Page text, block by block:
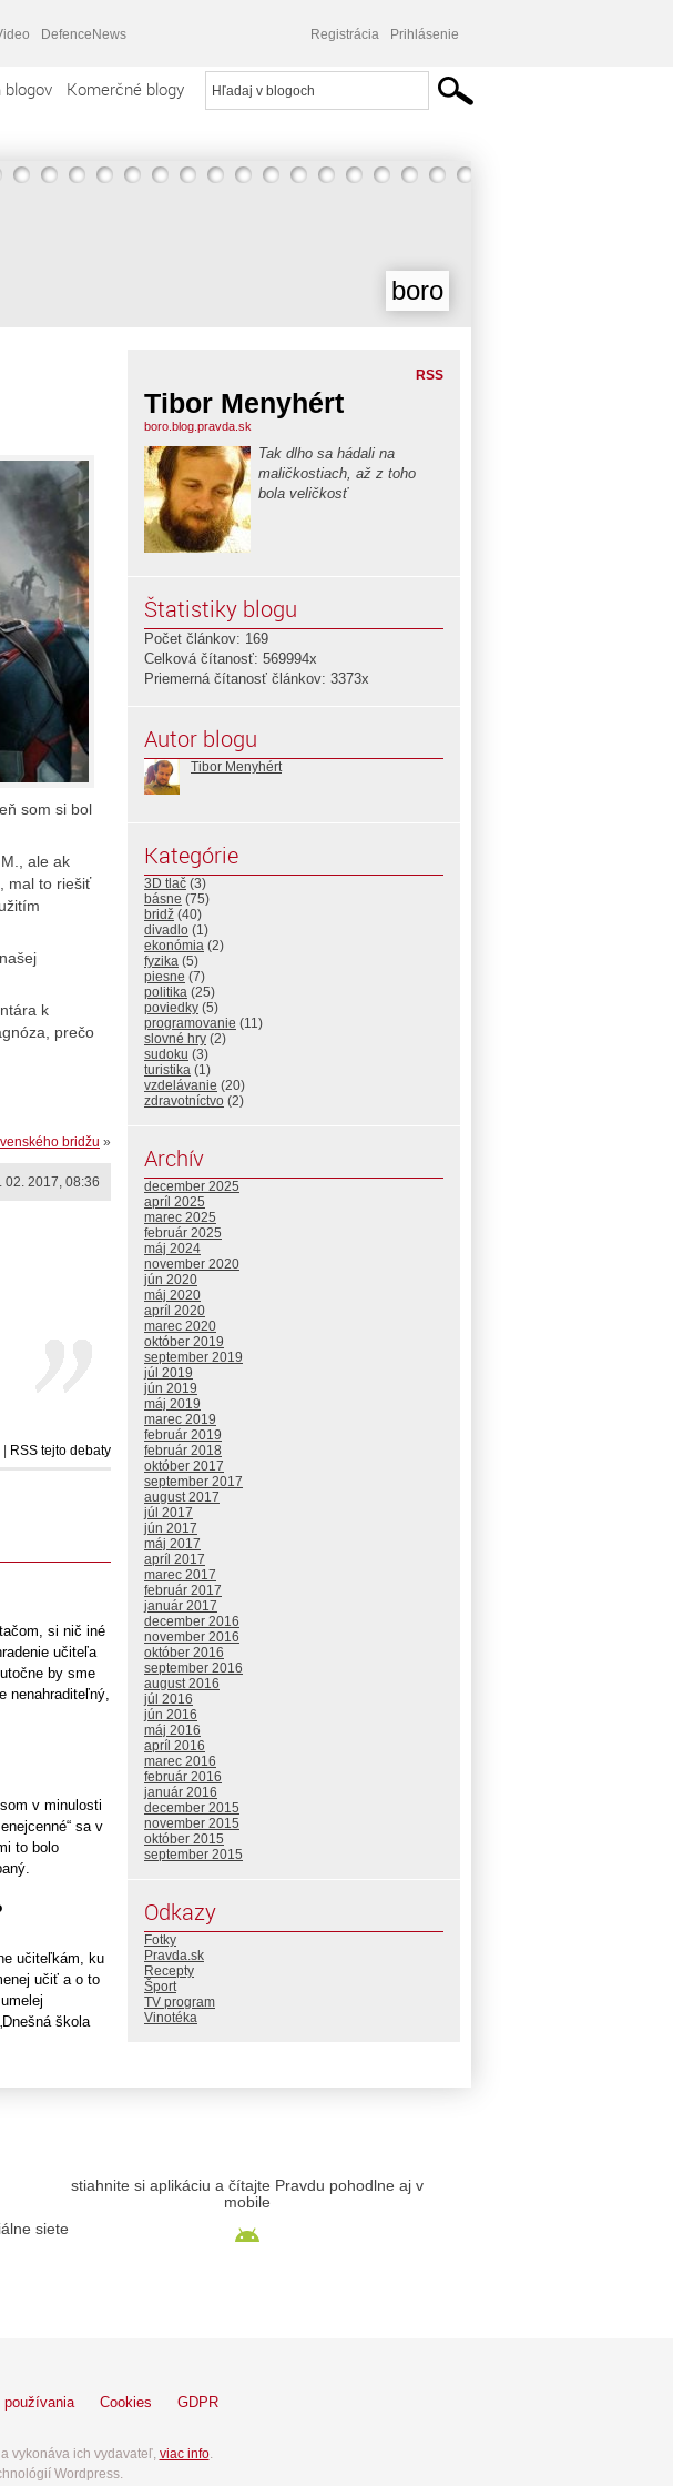
DefenceNews Registrácia Prihlásenie
blogov Komerčné blogy
boro
som si bol
ale ak
mal to riešiť
k
prečo
bridžu »
02. 2017, 08:36
RSS tejto debaty
si nič iné
učiteľa
by sme
nenahraditeľný,
v minulosti
sa v
to bolo
učiteľkám, ku
učiť a o to
škola
RSS
Tibor Menyhért
boro.blog.pravda.sk
Tak dlho sa hádali na
maličkostiach, až z toho
bola veličkosť
Štatistiky blogu
Počet článkov: 169
Celková čítanosť: 569994x
Priemerná čítanosť článkov: 3373x
Autor blogu
Tibor Menyhért
Kategórie
3D tlač (3)
básne (75)
bridž (40)
divadlo (1)
ekonómia (2)
fyzika (5)
piesne (7)
politika (25)
poviedky (5)
programovanie (11)
slovné hry (2)
sudoku (3)
turistika (1)
vzdelávanie (20)
zdravotníctvo (2)
Archív
december 2025
apríl 2025
marec 2025
február 2025
máj 2024
november 2020
jún 2020
máj 2020
apríl 2020
marec 2020
október 2019
september 2019
júl 2019
jún 2019
máj 2019
marec 2019
február 2019
február 2018
október 2017
september 2017
august 2017
júl 2017
jún 2017
máj 2017
apríl 2017
marec 2017
február 2017
január 2017
december 2016
november 2016
október 2016
september 2016
august 2016
júl 2016
jún 2016
máj 2016
apríl 2016
marec 2016
február 2016
január 2016
december 2015
november 2015
október 2015
september 2015
Odkazy
Fotky
Pravda.sk
Recepty
Šport
TV program
Vinotéka
siete
stiahnite si aplikáciu a čítajte Pravdu pohodlne aj v
mobile
používania Cookies GDPR
vykonáva ich vydavateľ, viac info.
Wordpress.